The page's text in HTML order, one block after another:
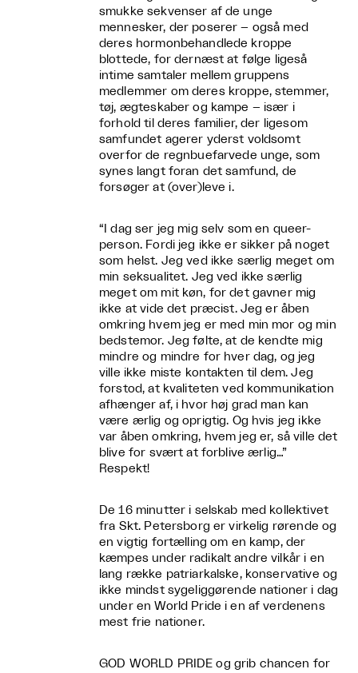
smukke sekvenser af de unge
mennesker, der poserer – også med
deres hormonbehandlede kroppe
blottede, for dernæst at følge ligeså
intime samtaler mellem gruppens
medlemmer om deres kroppe, stemmer,
tøj, ægteskaber og kampe – især i
forhold til deres familier, der ligesom
samfundet agerer yderst voldsomt
overfor de regnbuefarvede unge, som
synes langt foran det samfund, de
forsøger at (over)leve i.
“I dag ser jeg mig selv som en queer-
person. Fordi jeg ikke er sikker på noget
som helst. Jeg ved ikke særlig meget om
min seksualitet. Jeg ved ikke særlig
meget om mit køn, for det gavner mig
ikke at vide det præcist. Jeg er åben
omkring hvem jeg er med min mor og min
bedstemor. Jeg følte, at de kendte mig
mindre og mindre for hver dag, og jeg
ville ikke miste kontakten til dem. Jeg
forstod, at kvaliteten ved kommunikation
afhænger af, i hvor høj grad man kan
være ærlig og oprigtig. Og hvis jeg ikke
var åben omkring, hvem jeg er, så ville det
blive for svært at forblive ærlig…”
Respekt!
De 16 minutter i selskab med kollektivet
fra Skt. Petersborg er virkelig rørende og
en vigtig fortælling om en kamp, der
kæmpes under radikalt andre vilkår i en
lang række patriarkalske, konservative og
ikke mindst sygeliggørende nationer i dag
under en World Pride i en af verdenens
mest frie nationer.
GOD WORLD PRIDE og grib chancen for